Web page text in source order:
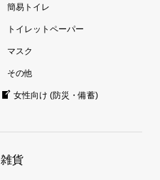
簡易トイレ
トイレットペーパー
マスク
その他
女性向け (防災・備蓄)
雑貨